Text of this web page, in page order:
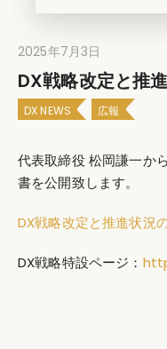
2025年7月3日
DX戦略改定と推
DX NEWS 広報
代表取締役 松岡謙一か
書を公開致します。
DX戦略改定と推進状況
DX戦略特設ページ：